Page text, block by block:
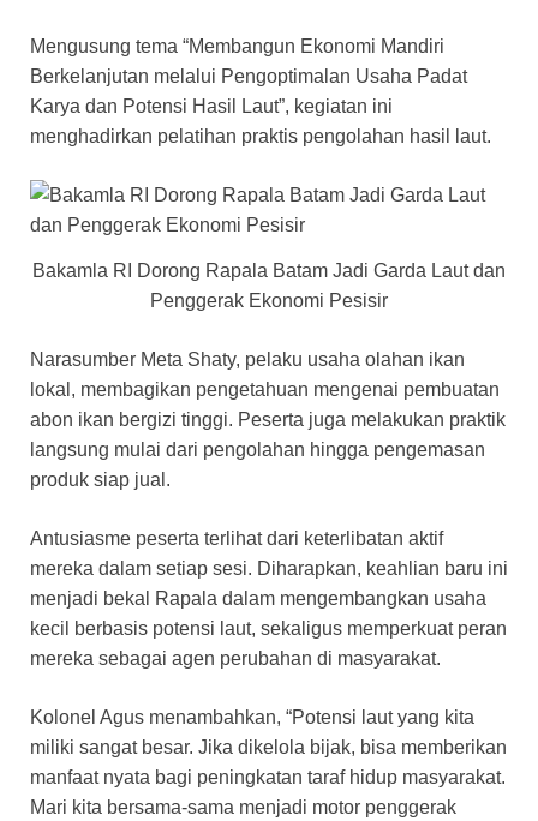
Mengusung tema “Membangun Ekonomi Mandiri
Berkelanjutan melalui Pengoptimalan Usaha Padat
Karya dan Potensi Hasil Laut”, kegiatan ini
menghadirkan pelatihan praktis pengolahan hasil laut.
Bakamla RI Dorong Rapala Batam Jadi Garda Laut dan
Penggerak Ekonomi Pesisir
Narasumber Meta Shaty, pelaku usaha olahan ikan
lokal, membagikan pengetahuan mengenai pembuatan
abon ikan bergizi tinggi. Peserta juga melakukan praktik
langsung mulai dari pengolahan hingga pengemasan
produk siap jual.
Antusiasme peserta terlihat dari keterlibatan aktif
mereka dalam setiap sesi. Diharapkan, keahlian baru ini
menjadi bekal Rapala dalam mengembangkan usaha
kecil berbasis potensi laut, sekaligus memperkuat peran
mereka sebagai agen perubahan di masyarakat.
Kolonel Agus menambahkan, “Potensi laut yang kita
miliki sangat besar. Jika dikelola bijak, bisa memberikan
manfaat nyata bagi peningkatan taraf hidup masyarakat.
Mari kita bersama-sama menjadi motor penggerak